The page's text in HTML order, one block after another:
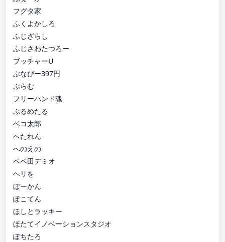
フグタ家
ふくよかしろ
ふじざらし
ふじさわたつろー
ブッチャーU
ぶなぴー397円
ぷらむ
フリーハンド魂
ぷるめたる
ベコ太郎
へたれん
へのえの
ペペ田デミオ
ヘリを
ぼーかん
ぽこてん
ほしとラッキー
ほたてイノベーションスタジオ
ぽちたろ